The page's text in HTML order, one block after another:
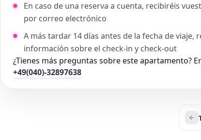
En caso de una reserva a cuenta, recibiréis
por correo electrónico
A más tardar 14 días antes de la fecha de
información sobre el check-in y check-out
¿Tienes más preguntas sobre este apartamento?
+49(040)-32897638